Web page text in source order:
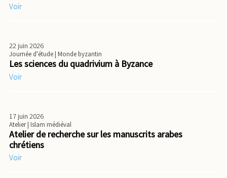
Voir
22 juin 2026
Journée d'étude| Monde byzantin
Les sciences du quadrivium à Byzance
Voir
17 juin 2026
Atelier| Islam médiéval
Atelier de recherche sur les manuscrits arabes
chrétiens
Voir